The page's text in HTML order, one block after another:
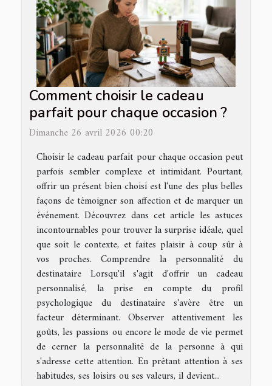
Comment choisir le cadeau
parfait pour chaque occasion ?
Dimanche 26 avril 2026 00:20
Choisir le cadeau parfait pour chaque occasion peut
parfois sembler complexe et intimidant. Pourtant,
offrir un présent bien choisi est l'une des plus belles
façons de témoigner son affection et de marquer un
événement. Découvrez dans cet article les astuces
incontournables pour trouver la surprise idéale, quel
que soit le contexte, et faites plaisir à coup sûr à
vos proches. Comprendre la personnalité du
destinataire Lorsqu'il s'agit d'offrir un cadeau
personnalisé, la prise en compte du profil
psychologique du destinataire s'avère être un
facteur déterminant. Observer attentivement les
goûts, les passions ou encore le mode de vie permet
de cerner la personnalité de la personne à qui
s'adresse cette attention. En prêtant attention à ses
habitudes, ses loisirs ou ses valeurs, il devient...